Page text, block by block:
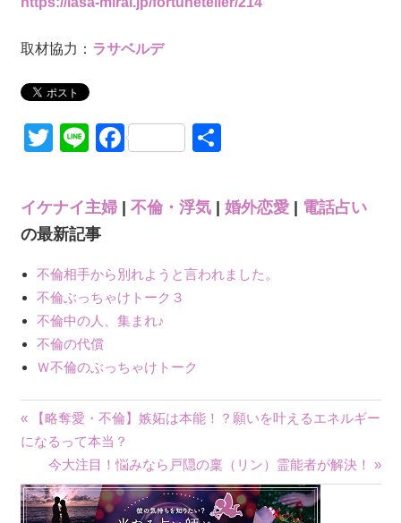
取材協力： ラサベルデ
Twitter
LineFacebook
イケナイ主婦| 不倫・浮気| 婚外恋愛| 電話占い
の最新記事
不倫相手から別れようと言われました。
不倫ぶっちゃけトーク３
不倫中の人、集まれ♪
不倫の代償
Ｗ不倫のぶっちゃけトーク
投
ナ
« 【略奪愛・不倫】嫉妬は本能！？願いを叶えるエネルギー
になるって本当？
今大注目！悩みなら戸隠の稟（リン）霊能者が解決！ »